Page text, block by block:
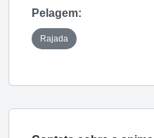
Pelagem:
Rajada